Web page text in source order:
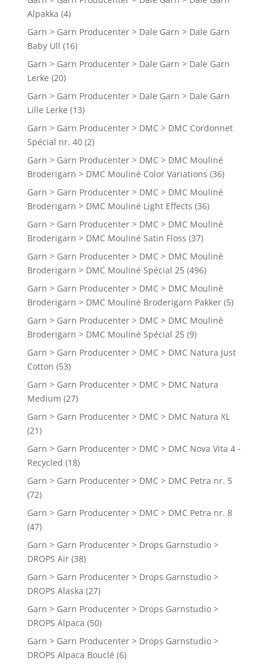
Alpakka (4)
Garn > Garn Producenter > Dale Garn > Dale Garn
Baby Ull (16)
Garn > Garn Producenter > Dale Garn > Dale Garn
Lerke (20)
Garn > Garn Producenter > Dale Garn > Dale Garn
Lille Lerke (13)
Garn > Garn Producenter > DMC > DMC Cordonnet
Spécial nr. 40 (2)
Garn > Garn Producenter > DMC > DMC Mouliné
Broderigarn > DMC Mouliné Color Variations (36)
Garn > Garn Producenter > DMC > DMC Mouliné
Broderigarn > DMC Mouliné Light Effects (36)
Garn > Garn Producenter > DMC > DMC Mouliné
Broderigarn > DMC Mouliné Satin Floss (37)
Garn > Garn Producenter > DMC > DMC Mouliné
Broderigarn > DMC Mouliné Spécial 25 (496)
Garn > Garn Producenter > DMC > DMC Mouliné
Broderigarn > DMC Mouliné Broderigarn Pakker (5)
Garn > Garn Producenter > DMC > DMC Mouliné
Broderigarn > DMC Mouliné Spécial 25 (9)
Garn > Garn Producenter > DMC > DMC Natura Just
Cotton (53)
Garn > Garn Producenter > DMC > DMC Natura
Medium (27)
Garn > Garn Producenter > DMC > DMC Natura XL
(21)
Garn > Garn Producenter > DMC > DMC Nova Vita 4 -
Recycled (18)
Garn > Garn Producenter > DMC > DMC Petra nr. 5
(72)
Garn > Garn Producenter > DMC > DMC Petra nr. 8
(47)
Garn > Garn Producenter > Drops Garnstudio >
DROPS Air (38)
Garn > Garn Producenter > Drops Garnstudio >
DROPS Alaska (27)
Garn > Garn Producenter > Drops Garnstudio >
DROPS Alpaca (50)
Garn > Garn Producenter > Drops Garnstudio >
DROPS Alpaca Bouclé (6)